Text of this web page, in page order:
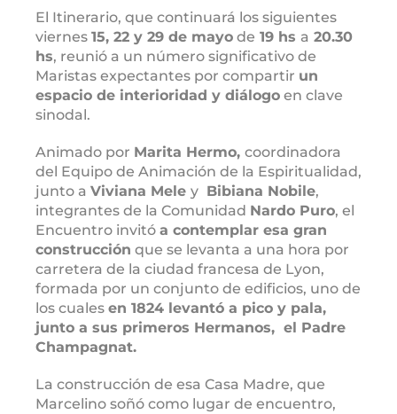
El Itinerario, que continuará los siguientes
viernes 15, 22 y 29 de mayo de 19 hs a 20.30
hs, reunió a un número significativo de
Maristas expectantes por compartir un
espacio de interioridad y diálogo en clave
sinodal.
Animado por Marita Hermo, coordinadora
del Equipo de Animación de la Espiritualidad,
junto a Viviana Mele y Bibiana Nobile,
integrantes de la Comunidad Nardo Puro, el
Encuentro invitó a contemplar esa gran
construcción que se levanta a una hora por
carretera de la ciudad francesa de Lyon,
formada por un conjunto de edificios, uno de
los cuales en 1824 levantó a pico y pala,
junto a sus primeros Hermanos, el Padre
Champagnat.
La construcción de esa Casa Madre, que
Marcelino soñó como lugar de encuentro,